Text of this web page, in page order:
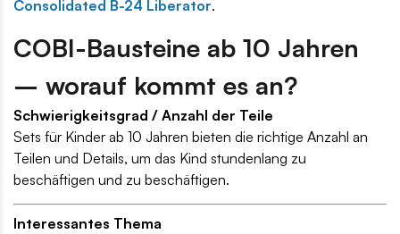
Consolidated B-24 Liberator.
COBI-Bausteine ab 10 Jahren
– worauf kommt es an?
Schwierigkeitsgrad / Anzahl der Teile
Sets für Kinder ab 10 Jahren bieten die richtige Anzahl an
Teilen und Details, um das Kind stundenlang zu
beschäftigen und zu beschäftigen.
Interessantes Thema